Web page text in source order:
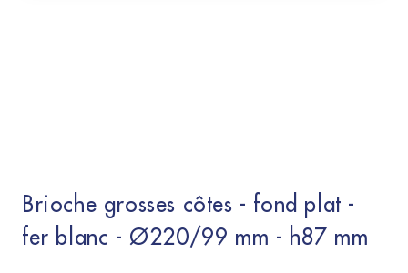
Brioche grosses côtes - fond plat -
fer blanc - Ø220/99 mm - h87 mm